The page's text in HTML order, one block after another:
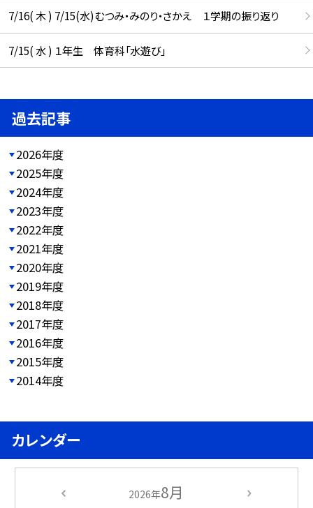
7/16( 木 ) 7/15(水)むつみ・みのり・さかえ １学期の振り返り
7/15( 水 ) １年生 体育科「水遊び」
過去記事
2026年度
2025年度
2024年度
2023年度
2022年度
2021年度
2020年度
2019年度
2018年度
2017年度
2016年度
2015年度
2014年度
カレンダー
2026年8月